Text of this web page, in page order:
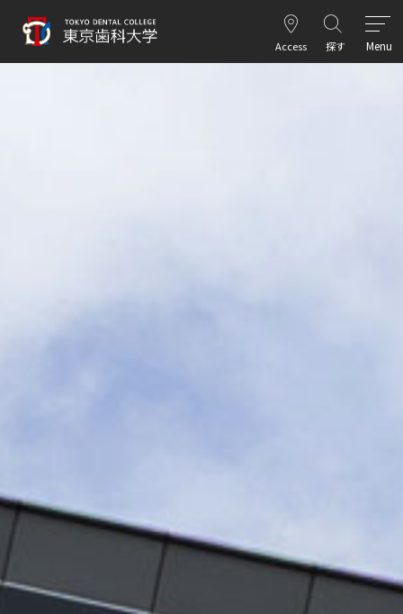
Menu
探す
Access